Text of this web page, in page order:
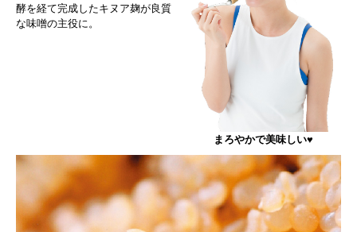
酵を経て完成したキヌア麹が良質
な味噌の主役に。
まろやかで美味しい♥